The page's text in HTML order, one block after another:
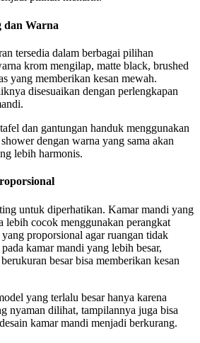
dan Warna
tersedia dalam berbagai pilihan
krom mengilap, matte black, brushed
yang memberikan kesan mewah.
disesuaikan dengan perlengkapan
dan gantungan handuk menggunakan
dengan warna yang sama akan
lebih harmonis.
untuk diperhatikan. Kamar mandi yang
lebih cocok menggunakan perangkat
proporsional agar ruangan tidak
kamar mandi yang lebih besar,
besar bisa memberikan kesan
yang terlalu besar hanya karena
nyaman dilihat, tampilannya juga bisa
kamar mandi menjadi berkurang.